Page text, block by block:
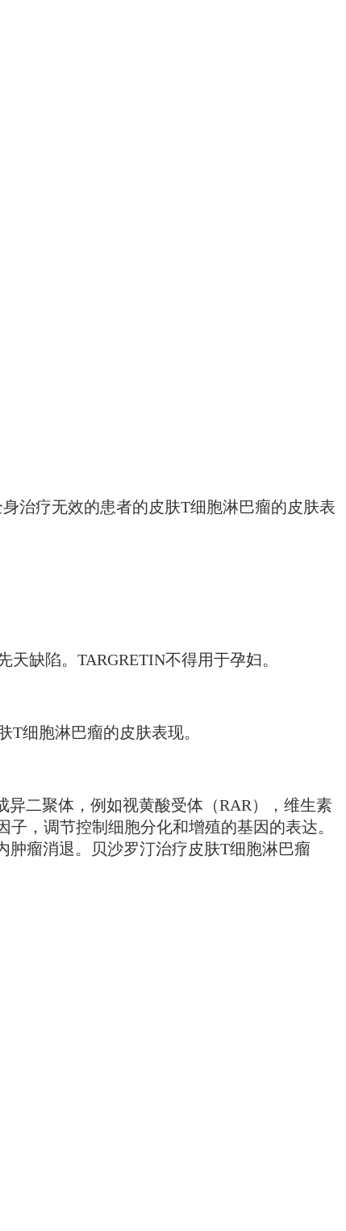
治疗无效的患者的皮肤T细胞淋巴瘤的皮肤表
缺陷。TARGRETIN不得用于孕妇。
细胞淋巴瘤的皮肤表现。
异二聚体，例如视黄酸受体（RAR），维生素
，调节控制细胞分化和增殖的基因的表达。
肿瘤消退。贝沙罗汀治疗皮肤T细胞淋巴瘤